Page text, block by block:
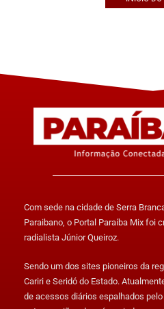
Com sede na cidade de Serra
Paraibano, o Portal Paraíba Mix foi
radialista Júnior Queiroz.
Sendo um dos sites pioneiros da
Cariri e Seridó do Estado.
de acessos diários espalhados